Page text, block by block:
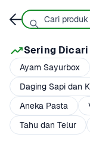
Sering Dicari
Ayam Sayurbox
Daging Sapi dan
Aneka Pasta
Tahu dan Telur